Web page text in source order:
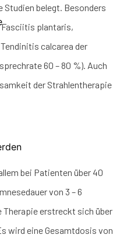
belegt. Besonders
plantaris,
calcarea der
60 – 80 %). Auch
der Strahlentherapie
bei Patienten über 40
von 3 – 6
Therapie erstreckt sich über
wird eine Gesamtdosis von